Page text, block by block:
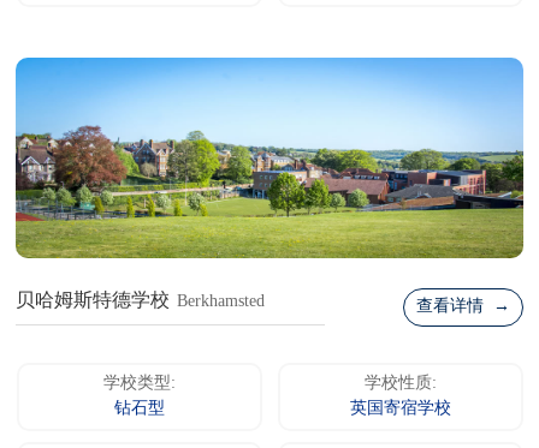
贝哈姆斯特德学校 Berkhamsted 查看详情 →
学校类型:
钻石型
学校性质:
英国寄宿学校